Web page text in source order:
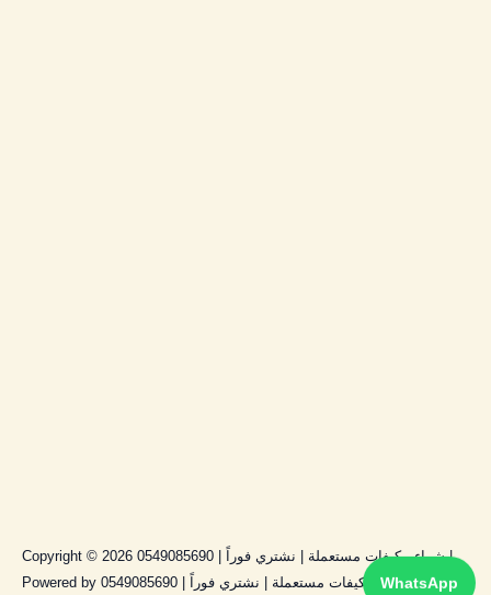
WhatsApp
Copyright © 2026 شراء مكيفات مستعملة | نشتري فوراً | 0549085690 |
Powered by شراء مكيفات مستعملة | نشتري فوراً | 0549085690